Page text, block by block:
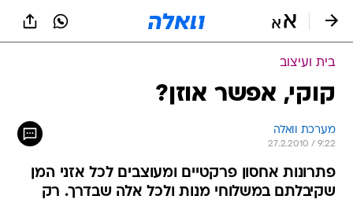
בית ועיצוב
קוקי, אפשר אוזן?
מערכת וואלה
27.2.2010 / 9:22
פתרונות אחסון פרקטיים ומעוצבים לכל אזני המן
שקיבלתם במשלוחי מנות ולכל אלה שבדרך. רק